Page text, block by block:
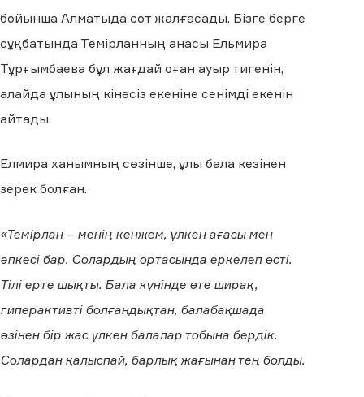
бойынша Алматыда сот жалғасады. Бізге берге
сұқбатында Темірланның анасы Ельмира
Тұрғымбаева бұл жағдай оған ауыр тигенін,
алайда ұлының кінәсіз екеніне сенімді екенін
айтады.
Елмира ханымның сөзінше, ұлы бала кезінен
зерек болған.
«Темірлан – менің кенжем, үлкен ағасы мен
әпкесі бар. Солардың ортасында еркелеп өсті.
Тілі ерте шықты. Бала күнінде өте ширақ,
гиперактивті болғандықтан, балабақшада
өзінен бір жас үлкен балалар тобына бердік.
Солардан қалыспай, барлық жағынан тең болды.